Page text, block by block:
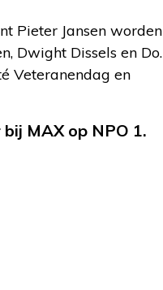
Pieter Jansen worden
Dwight Dissels en Do.
Veteranendag en
MAX op NPO 1.